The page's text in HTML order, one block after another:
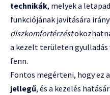
technikák, melyek a
funkciójának javítására
diszkomfortérzést
a kezelt területen
fenn.
Fontos megérteni, hogy ez
jellegű, és a kezelés